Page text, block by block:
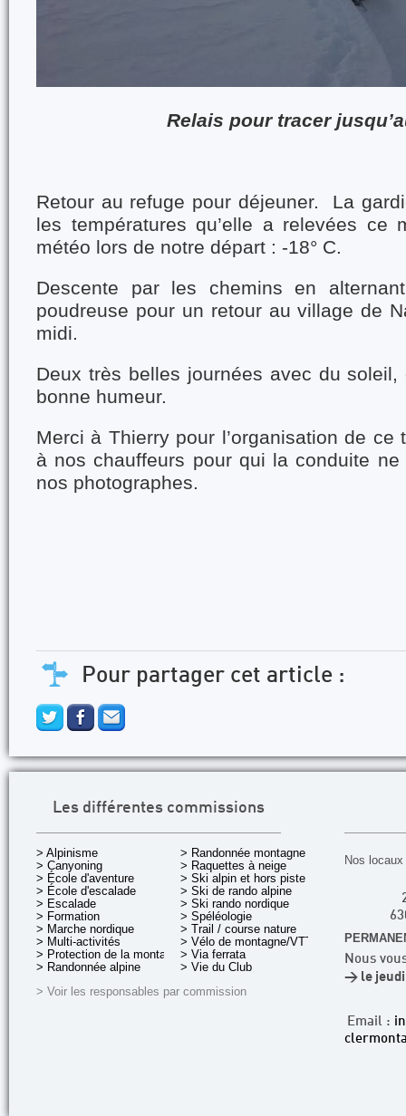
Relais pour tracer
Retour au refuge pour déjeuner. La
les températures qu’elle a relevées ce
météo lors de notre départ : -18° C.
Descente par les chemins en
poudreuse pour un retour au village de
midi.
Deux très belles journées avec du
bonne humeur.
Merci à Thierry pour l’organisation de ce
à nos chauffeurs pour qui la conduite
nos photographes.
Pour partager cet article :
Les différentes commissions
> Alpinisme
> Canyoning
> École d'aventure
> École d'escalade
> Escalade
> Formation
> Marche nordique
> Multi-activités
> Protection de la montagne
> Randonnée alpine
> Randonnée montagne
> Raquettes à neige
> Ski alpin et hors piste
> Ski de rando alpine
> Ski rando nordique
> Spéléologie
> Trail / course nature
> Vélo de montagne/VTT
> Via ferrata
> Vie du Club
> Voir les responsables par commission
Nos
Nous
> le jeudi
Email :